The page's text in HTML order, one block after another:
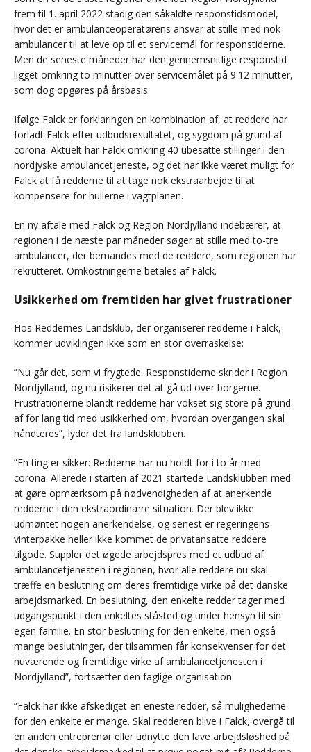
frem til 1. april 2022 stadig den såkaldte responstidsmodel,
hvor det er ambulanceoperatørens ansvar at stille med nok
ambulancer til at leve op til et servicemål for responstiderne.
Men de seneste måneder har den gennemsnitlige responstid
ligget omkring to minutter over servicemålet på 9:12 minutter,
som dog opgøres på årsbasis.
Ifølge Falck er forklaringen en kombination af, at reddere har
forladt Falck efter udbudsresultatet, og sygdom på grund af
corona. Aktuelt har Falck omkring 40 ubesatte stillinger i den
nordjyske ambulancetjeneste, og det har ikke været muligt for
Falck at få redderne til at tage nok ekstraarbejde til at
kompensere for hullerne i vagtplanen.
En ny aftale med Falck og Region Nordjylland indebærer, at
regionen i de næste par måneder søger at stille med to-tre
ambulancer, der bemandes med de reddere, som regionen har
rekrutteret. Omkostningerne betales af Falck.
Usikkerhed om fremtiden har givet frustrationer
Hos Reddernes Landsklub, der organiserer redderne i Falck,
kommer udviklingen ikke som en stor overraskelse:
”Nu går det, som vi frygtede. Responstiderne skrider i Region
Nordjylland, og nu risikerer det at gå ud over borgerne.
Frustrationerne blandt redderne har vokset sig store på grund
af for lang tid med usikkerhed om, hvordan overgangen skal
håndteres”, lyder det fra landsklubben.
”En ting er sikker: Redderne har nu holdt for i to år med
corona. Allerede i starten af 2021 startede Landsklubben med
at gøre opmærksom på nødvendigheden af at anerkende
redderne i den ekstraordinære situation. Der blev ikke
udmøntet nogen anerkendelse, og senest er regeringens
vinterpakke heller ikke kommet de privatansatte reddere
tilgode. Suppler det øgede arbejdspres med et udbud af
ambulancetjenesten i regionen, hvor alle reddere nu skal
træffe en beslutning om deres fremtidige virke på det danske
arbejdsmarked. En beslutning, den enkelte redder tager med
udgangspunkt i den enkeltes ståsted og under hensyn til sin
egen familie. En stor beslutning for den enkelte, men også
mange beslutninger, der tilsammen får konsekvenser for det
nuværende og fremtidige virke af ambulancetjenesten i
Nordjylland”, fortsætter den faglige organisation.
”Falck har ikke afskediget en eneste redder, så mulighederne
for den enkelte er mange. Skal redderen blive i Falck, overgå til
en anden entreprenør eller udnytte den lave arbejdsløshed på